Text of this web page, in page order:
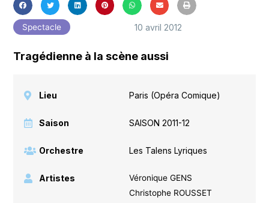
Spectacle 10 avril 2012
Tragédienne à la scène aussi
Lieu Paris (Opéra Comique)
Saison SAISON 2011-12
Orchestre Les Talens Lyriques
Artistes
Véronique GENS
Christophe ROUSSET